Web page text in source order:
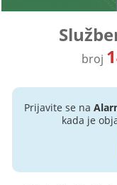
broj
Prijavite se na
kada je